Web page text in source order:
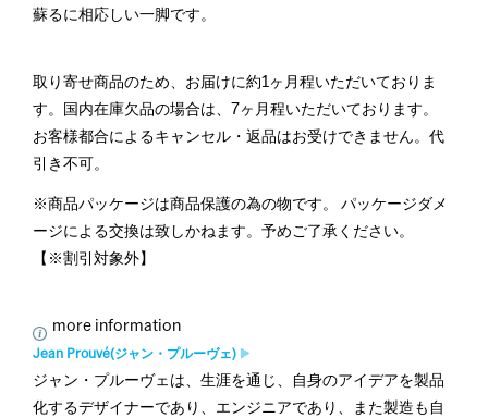
蘇るに相応しい一脚です。
取り寄せ商品のため、お届けに約1ヶ月程いただいておりま
す。国内在庫欠品の場合は、7ヶ月程いただいております。
お客様都合によるキャンセル・返品はお受けできません。代
引き不可。
※商品パッケージは商品保護の為の物です。 パッケージダメ
ージによる交換は致しかねます。予めご了承ください。
【※割引対象外】
more information
Jean Prouvé(ジャン・プルーヴェ)
ジャン・プルーヴェは、生涯を通じ、自身のアイデアを製品
化するデザイナーであり、エンジニアであり、また製造も自